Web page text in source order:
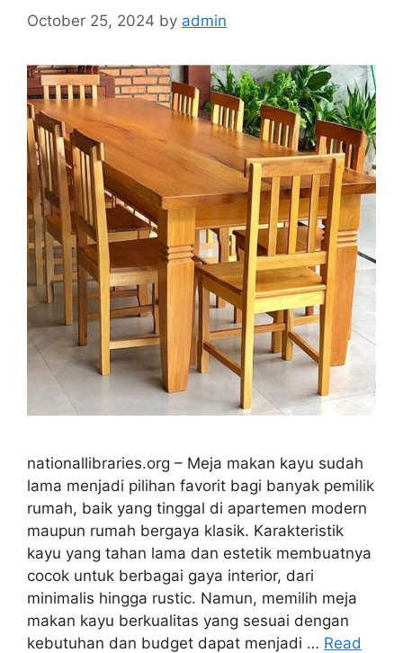
October 25, 2024 by admin
nationallibraries.org – Meja makan kayu sudah
lama menjadi pilihan favorit bagi banyak pemilik
rumah, baik yang tinggal di apartemen modern
maupun rumah bergaya klasik. Karakteristik
kayu yang tahan lama dan estetik membuatnya
cocok untuk berbagai gaya interior, dari
minimalis hingga rustic. Namun, memilih meja
makan kayu berkualitas yang sesuai dengan
kebutuhan dan budget dapat menjadi … Read